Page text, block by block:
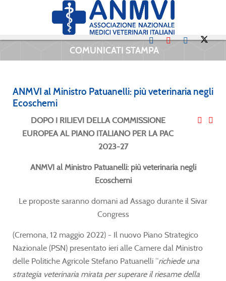
COMUNICATI STAMPA
ANMVI al Ministro Patuanelli: più veterinaria negli
Ecoschemi
DOPO I RILIEVI DELLA COMMISSIONE
EUROPEA AL PIANO ITALIANO PER LA PAC
2023-27
ANMVI al Ministro Patuanelli: più veterinaria negli
Ecoschemi
Le proposte saranno domani ad Assago durante il Sivar
Congress
(Cremona, 12 maggio 2022) - Il nuovo Piano Strategico
Nazionale (PSN) presentato ieri alle Camere dal Ministro
delle Politiche Agricole Stefano Patuanelli “richiede una
strategia veterinaria mirata per superare il riesame della